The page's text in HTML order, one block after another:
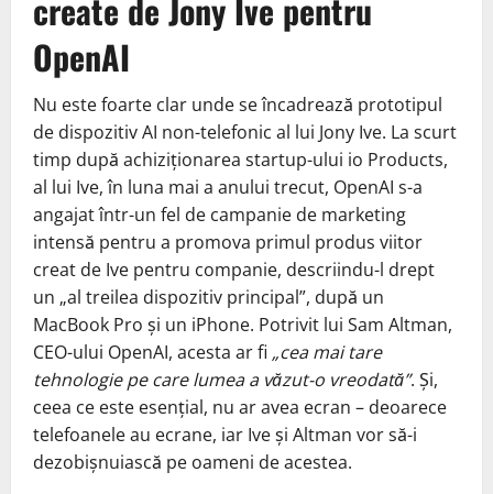
create de Jony Ive pentru
OpenAI
Nu este foarte clar unde se încadrează prototipul
de dispozitiv AI non-telefonic al lui Jony Ive. La scurt
timp după achiziționarea startup-ului io Products,
al lui Ive, în luna mai a anului trecut, OpenAI s-a
angajat într-un fel de campanie de marketing
intensă pentru a promova primul produs viitor
creat de Ive pentru companie, descriindu-l drept
un „al treilea dispozitiv principal”, după un
MacBook Pro și un iPhone. Potrivit lui Sam Altman,
CEO-ului OpenAI, acesta ar fi „cea mai tare
tehnologie pe care lumea a văzut-o vreodată”. Și,
ceea ce este esențial, nu ar avea ecran – deoarece
telefoanele au ecrane, iar Ive și Altman vor să-i
dezobișnuiască pe oameni de acestea.